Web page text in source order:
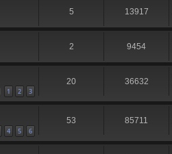
5 13917
2 9454
1 2 3
20 36632
4 5 6
53 85711